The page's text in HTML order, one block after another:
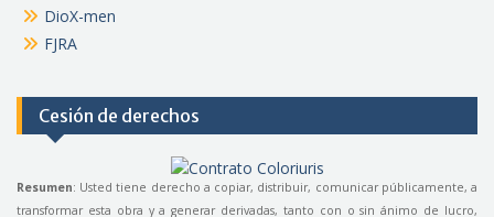
DioX-men
FJRA
Cesión de derechos
Resumen: Usted tiene derecho a copiar, distribuir, comunicar públicamente, a
transformar esta obra y a generar derivadas, tanto con o sin ánimo de lucro,